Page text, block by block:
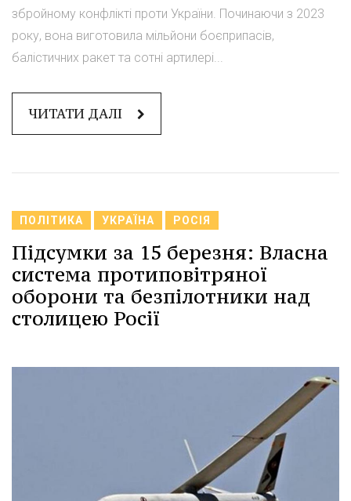
збройному конфлікті проти України. Починаючи з 2023
року, вона виготовила мільйони боєприпасів,
балістичних ракет та сотні артилері...
ЧИТАТИ ДАЛІ
ПОЛІТИКА УКРАЇНА РОСІЯ
Підсумки за 15 березня: Власна
система протиповітряної
оборони та безпілотники над
столицею Росії